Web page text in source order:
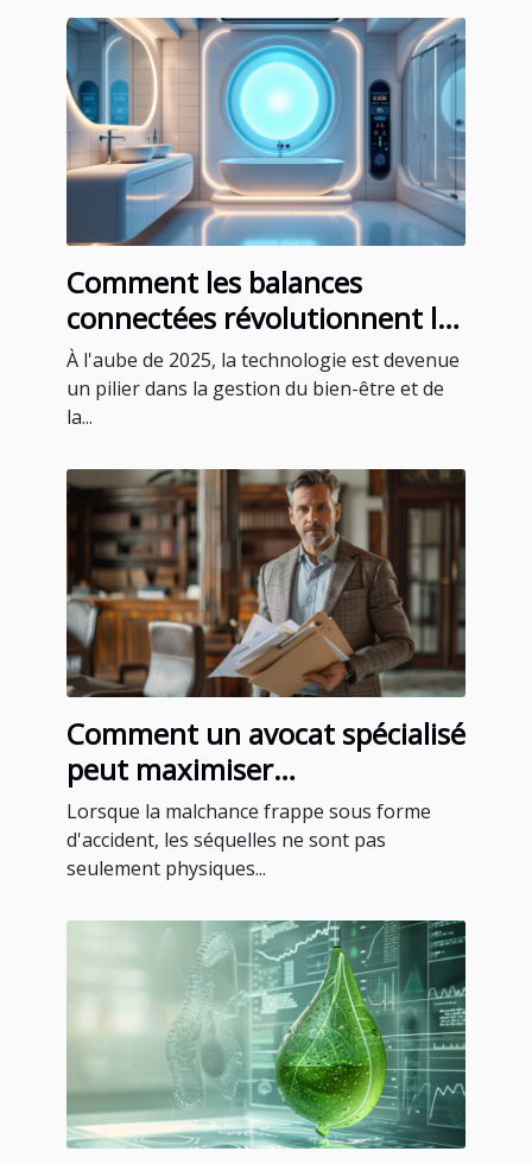
Comment les balances
connectées révolutionnent le
suivi de la santé en 2025
À l'aube de 2025, la technologie est devenue
un pilier dans la gestion du bien-être et de
la...
Comment un avocat spécialisé
peut maximiser
l'indemnisation après un
accident
Lorsque la malchance frappe sous forme
d'accident, les séquelles ne sont pas
seulement physiques...